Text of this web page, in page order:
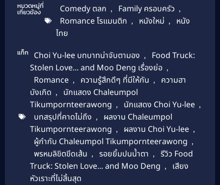
หมวดหมู่ที่
เกี่ยวข้อง Comedy ตลก , Family ครอบครัว ,
Romance โรแมนติก , หนังใหม่ ,
หนัง
ไทย
แท็ก Choi Yu-lee บทบาทน่าจับตามอง ,
Food Truck:
Stolen Love... and Moo Deng เรื่องย่อ ,
Romance , ความรู้สึกดีๆ ที่มีให้กัน ,
ความฮา
บังเกิด ,
นักแสดง Chaleumpol
Tikumpornteerawong , นักแสดง Choi Yu-lee ,
บทสรุปที่คาดไม่ถึง ,
ผลงาน Chaleumpol
Tikumpornteerawong , ผลงาน Choi Yu-lee ,
ผู้กำกับ Chaleumpol Tikumpornteerawong ,
พรหมลิขิตขีดเส้น , รอยยิ้มปนน้ำตา ,
รีวิว Food
Truck: Stolen Love... and Moo Deng ,
เสียง
หัวเราะที่ไม่สิ้นสุด